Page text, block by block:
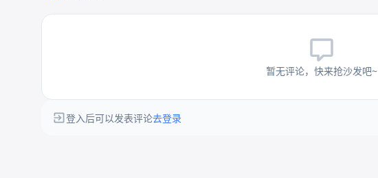
暂无评论，快来抢沙发吧~
登入后可以发表评论去登录